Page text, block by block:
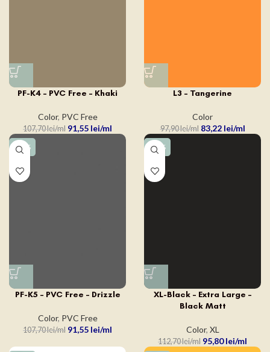
PF-K4 – PVC Free – Khaki
Color, PVC Free
107,70lei 91,55 lei
L3 – Tangerine
Color
97,90lei 83,22 lei
-15%
PF-K5 – PVC Free – Drizzle
Color, PVC Free
107,70lei 91,55 lei
-15%
XL-Black – Extra Large –
Black Matt
Color, XL
112,70lei 95,80lei